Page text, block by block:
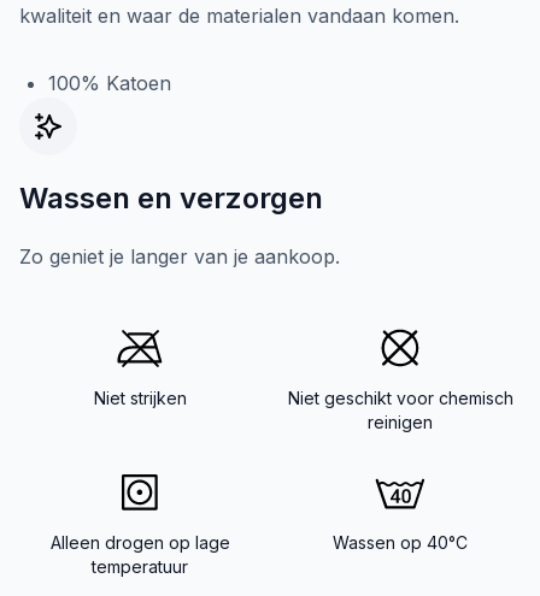
kwaliteit en waar de materialen vandaan komen.
100% Katoen
Wassen en verzorgen
Zo geniet je langer van je aankoop.
Niet strijken
Niet geschikt voor chemisch
reinigen
Alleen drogen op lage
temperatuur
Wassen op 40°C